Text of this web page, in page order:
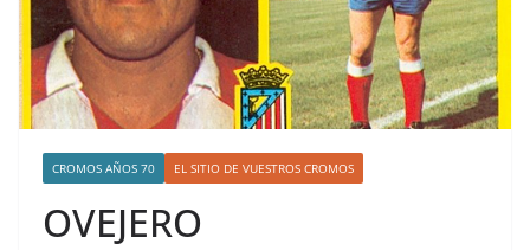
CROMOS AÑOS 70 EL SITIO DE VUESTROS CROMOS
OVEJERO